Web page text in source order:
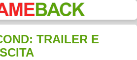
TRAILER E